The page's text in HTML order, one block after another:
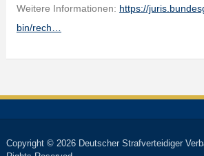
Weitere Informationen: https://
bin/rech…
Copyright © 2026 Deutscher Strafverteidiger